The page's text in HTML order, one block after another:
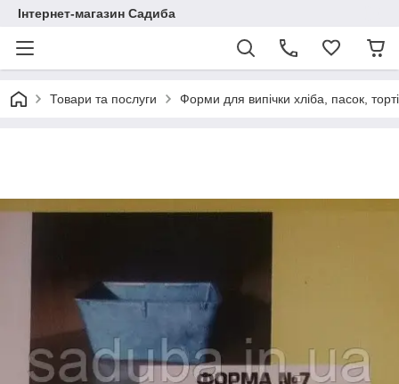
Інтернет-магазин Садиба
Товари та послуги Форми для випічки хліба, пасок,